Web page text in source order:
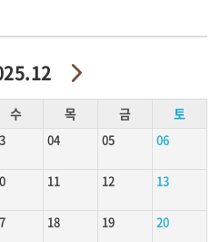
수 목 금 토
04 05 06
11 12 13
18 19 20